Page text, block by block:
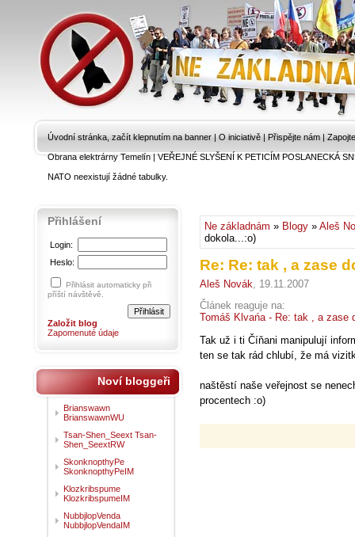
Úvodní stránka, začít klepnutím na banner | O iniciativě | Přispějte nám |
Obrana elektrárny Temelín|VEŘEJNÉ SLYŠENÍ K PETICÍM POSLANECKÁ
NATO neexistují žádné tabulky.
Ne základnám » Blogy » Aleš
dokola...:o)
Re: Re: tak , a zase
Aleš Novák, 19.11.2007
Článek reaguje na:
Tomáš Klvańa - Re: tak , a zase
Tak už i ti Číňani manipulují
ten se tak rád chlubí, že má
naštěstí naše veřejnost se
procentech :o)
Přihlášení
Login:
Heslo:
Přihlásit automaticky při
příští návštěvě.
Založit blog
Zapomenuté údaje
Noví bloggeři
Brianswawn
BrianswawnWU
Tsan-Shen_Seext Tsan-
Shen_SeextRW
SkonknopthyPe
SkonknopthyPeIM
Klozkribspume
KlozkribspumeIM
NubbjlopVenda
NubbjlopVendaIM